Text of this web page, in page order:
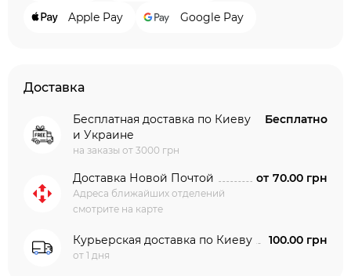
Apple Pay Google Pay
Доставка
Бесплатная доставка по Киеву
и Украине
на заказы от 3000 грн
Бесплатно
Доставка Новой Почтой
Адреса ближайших отделений
смотрите на карте
от 70.00 грн
Курьерская доставка по Киеву
от 1 дня
100.00 грн